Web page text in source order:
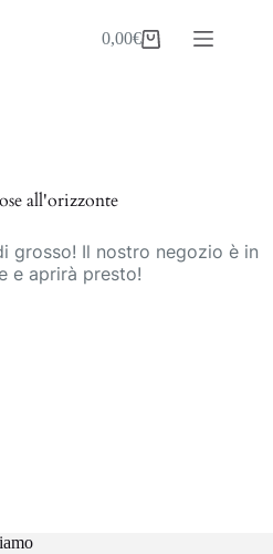
Carrello
0,00€
all'orizzonte
grosso! Il nostro negozio è in
e aprirà presto!